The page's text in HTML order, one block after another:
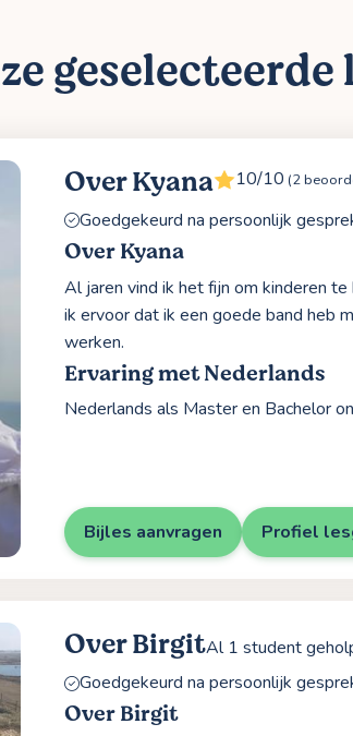
geselecteerde
Over Kyana 10/10 (2
Goedgekeurd na persoonlijk
Over Kyana
Al jaren vind ik het fijn om kinderen
ik ervoor dat ik een goede band heb
werken.
Ervaring met Nederlands
Nederlands als Master en Bachelor
Bijles aanvragen Profiel
Over BirgitAl 1 student
Goedgekeurd na persoonlijk
Over Birgit